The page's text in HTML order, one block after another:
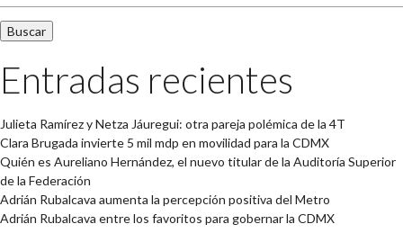
Entradas recientes
Julieta Ramírez y Netza Jáuregui: otra pareja polémica de la 4T
Clara Brugada invierte 5 mil mdp en movilidad para la CDMX
Quién es Aureliano Hernández, el nuevo titular de la Auditoría Superior
de la Federación
Adrián Rubalcava aumenta la percepción positiva del Metro
Adrián Rubalcava entre los favoritos para gobernar la CDMX